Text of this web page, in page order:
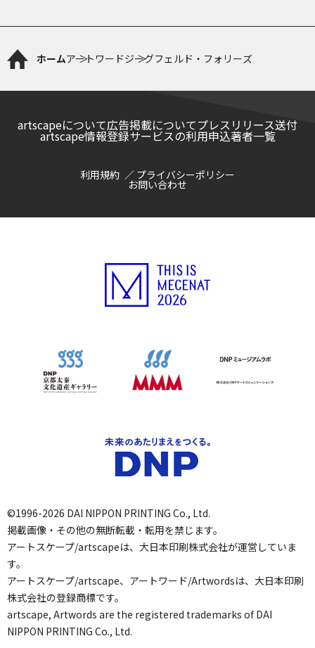
ホームアートワードジーグフェルド・フォリーズ
artscapeについて広告掲載についてプレスリリース送付
artscape情報登録サービスの利用申込著者一覧
利用規約 プライバシーポリシー
お問い合わせ
©1996-2026 DAI NIPPON PRINTING Co., Ltd.
掲載画像・その他の無断転載・転用を禁じます。
アートスケープ/artscapeは、大日本印刷株式会社が運営していま
す。
アートスケープ/artscape、アートワード/Artwordsは、大日本印刷
株式会社の登録商標です。
artscape, Artwords are the registered trademarks of DAI
NIPPON PRINTING Co., Ltd.